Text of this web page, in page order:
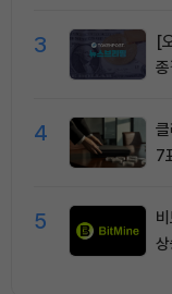
3
[
4
7
5